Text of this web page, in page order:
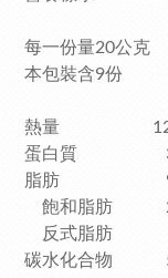
每一份量20公克
本包裝含9份
每份
熱量
蛋白質
脂肪 9.7
飽和脂肪
反式脂肪
碳水化合物